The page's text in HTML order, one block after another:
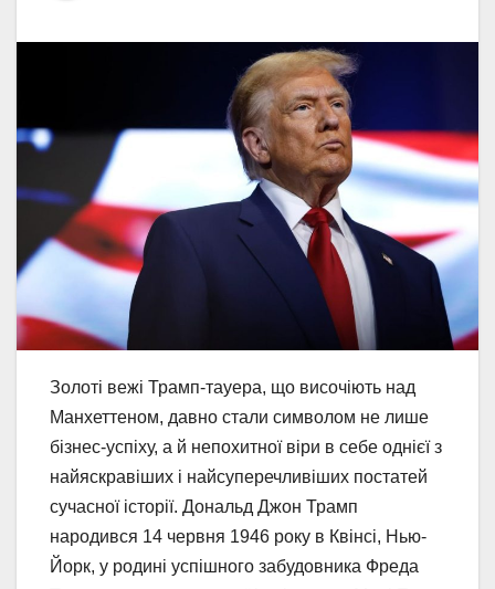
Золоті вежі Трамп-тауера, що височіють над
Манхеттеном, давно стали символом не лише
бізнес-успіху, а й непохитної віри в себе однієї з
найяскравіших і найсуперечливіших постатей
сучасної історії. Дональд Джон Трамп
народився 14 червня 1946 року в Квінсі, Нью-
Йорк, у родині успішного забудовника Фреда